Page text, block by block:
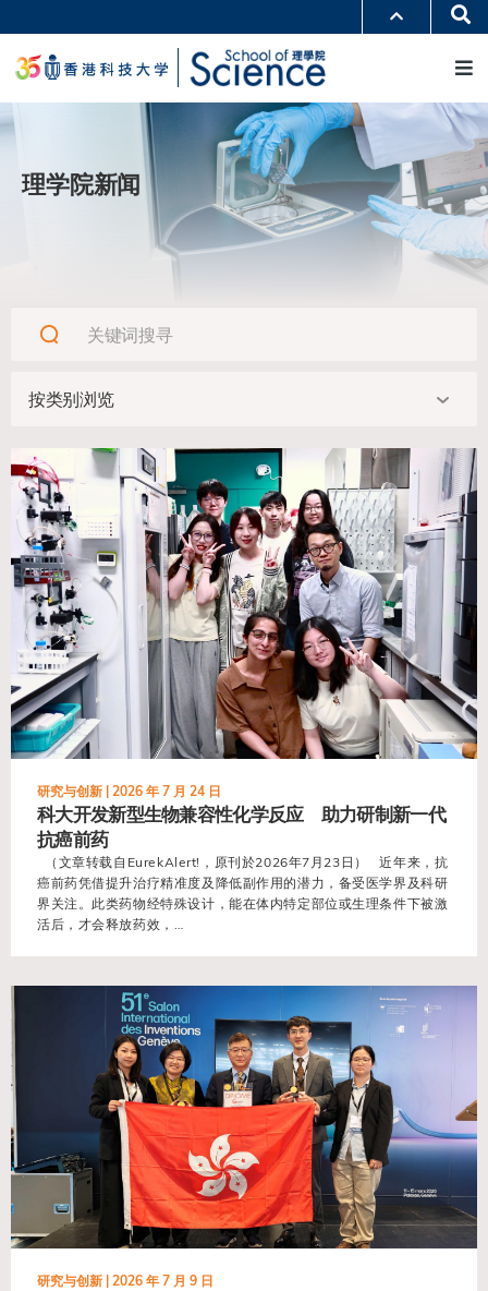
转
要
内
学术部门索引
生活@科大
教授简录
认识科大
理学院新闻
研究与创新 | 2026 年 7 月 24 日
科大开发新型生物兼容性化学反应 助力研制新一代
抗癌前药
（文章转载自EurekAlert!，原刊於2026年7月23日） 近年来，抗
癌前药凭借提升治疗精准度及降低副作用的潜力，备受医学界及科研
界关注。此类药物经特殊设计，能在体内特定部位或生理条件下被激
活后，才会释放药效，…
view
研究与创新 | 2026 年 7 月 9 日